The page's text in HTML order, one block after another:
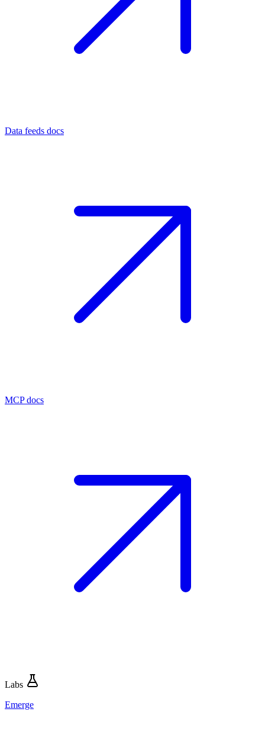
Data feeds docs
MCP docs
Labs
Emerge